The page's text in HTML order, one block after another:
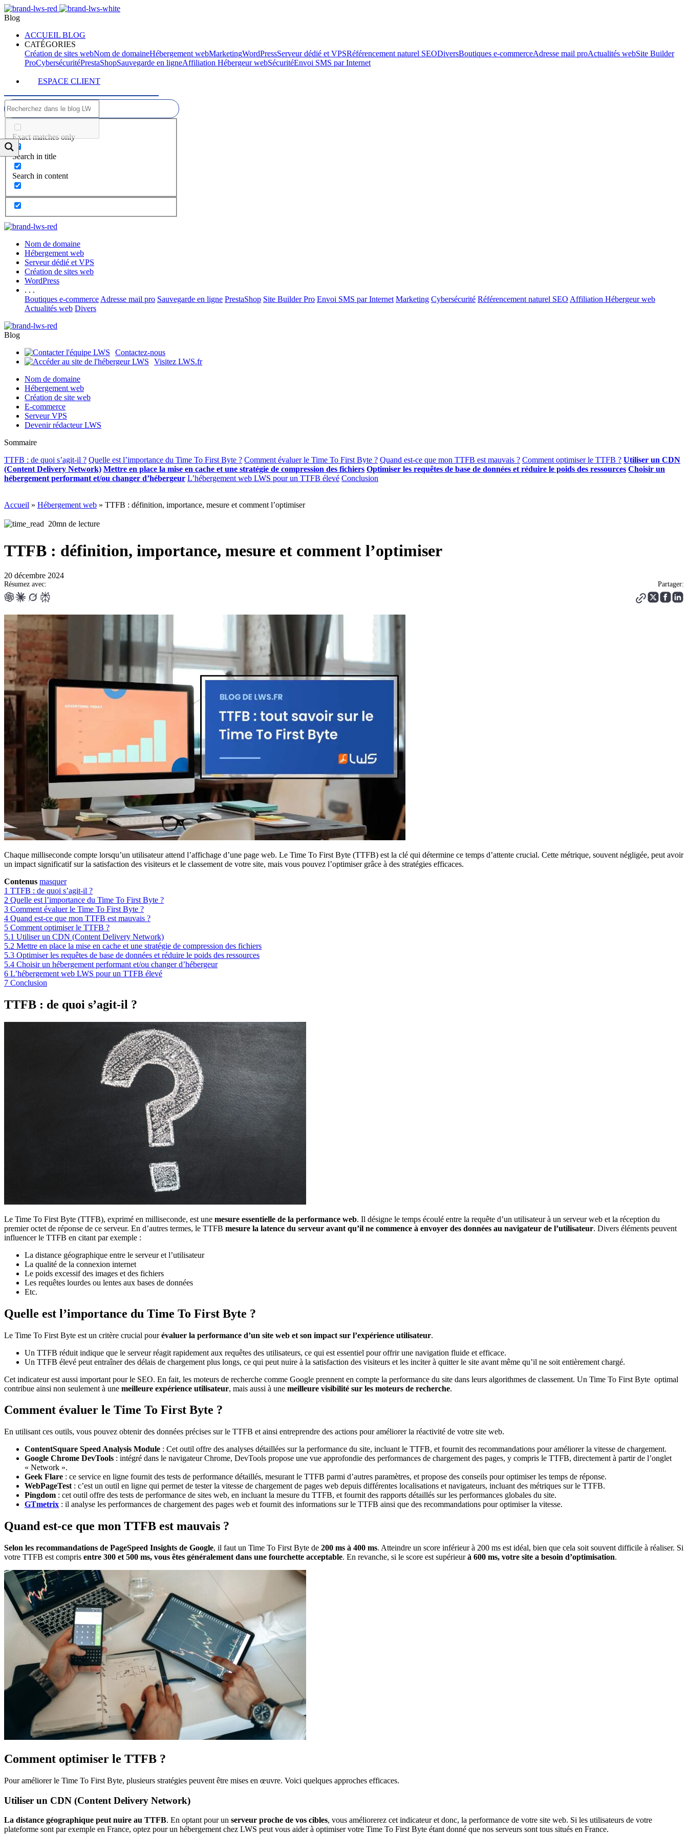
Blog
ACCUEIL BLOG
CATÉGORIES
Création de sites webNom de domaineHébergement webMarketingWordPressServeur dédié et VPSRéférencement naturel SEODiversBoutiques e-commerceAdresse mail proActualités webSite Builder
ProCybersécuritéPrestaShopSauvegarde en ligneAffiliation Hébergeur webSécuritéEnvoi SMS par Internet
ESPACE CLIENT
Exact matches only
Search in title
Search in content
Nom de domaine
Hébergement web
Serveur dédié et VPS
Création de sites web
WordPress
. . .
Boutiques e-commerce Adresse mail pro Sauvegarde en ligne PrestaShop Site Builder Pro Envoi SMS par Internet Marketing Cybersécurité Référencement naturel SEO Affiliation Hébergeur web
Actualités web Divers
Blog
Contactez-nous
Visitez LWS.fr
Nom de domaine
Hébergement web
Création de site web
E-commerce
Serveur VPS
Devenir rédacteur LWS
Sommaire
TTFB : de quoi s’agit-il ? Quelle est l’importance du Time To First Byte ? Comment évaluer le Time To First Byte ? Quand est-ce que mon TTFB est mauvais ? Comment optimiser le TTFB ? Utiliser un CDN
(Content Delivery Network) Mettre en place la mise en cache et une stratégie de compression des fichiers Optimiser les requêtes de base de données et réduire le poids des ressources Choisir un
hébergement performant et/ou changer d’hébergeur L’hébergement web LWS pour un TTFB élevé Conclusion
Accueil » Hébergement web » TTFB : définition, importance, mesure et comment l’optimiser
20mn de lecture
TTFB : définition, importance, mesure et comment l’optimiser
20 décembre 2024
Résumez avec: Partager:
Chaque milliseconde compte lorsqu’un utilisateur attend l’affichage d’une page web. Le Time To First Byte (TTFB) est la clé qui détermine ce temps d’attente crucial. Cette métrique, souvent négligée, peut avoir
un impact significatif sur la satisfaction des visiteurs et le classement de votre site, mais vous pouvez l’optimiser grâce à des stratégies efficaces.
Contenus masquer
1 TTFB : de quoi s’agit-il ?
2 Quelle est l’importance du Time To First Byte ?
3 Comment évaluer le Time To First Byte ?
4 Quand est-ce que mon TTFB est mauvais ?
5 Comment optimiser le TTFB ?
5.1 Utiliser un CDN (Content Delivery Network)
5.2 Mettre en place la mise en cache et une stratégie de compression des fichiers
5.3 Optimiser les requêtes de base de données et réduire le poids des ressources
5.4 Choisir un hébergement performant et/ou changer d’hébergeur
6 L’hébergement web LWS pour un TTFB élevé
7 Conclusion
TTFB : de quoi s’agit-il ?
Le Time To First Byte (TTFB), exprimé en milliseconde, est une mesure essentielle de la performance web. Il désigne le temps écoulé entre la requête d’un utilisateur à un serveur web et la réception du
premier octet de réponse de ce serveur. En d’autres termes, le TTFB mesure la latence du serveur avant qu’il ne commence à envoyer des données au navigateur de l’utilisateur. Divers éléments peuvent
influencer le TTFB en citant par exemple :
La distance géographique entre le serveur et l’utilisateur
La qualité de la connexion internet
Le poids excessif des images et des fichiers
Les requêtes lourdes ou lentes aux bases de données
Etc.
Quelle est l’importance du Time To First Byte ?
Le Time To First Byte est un critère crucial pourévaluer la performance d’un site web et son impact sur l’expérience utilisateur.
Un TTFB réduit indique que le serveur réagit rapidement aux requêtes des utilisateurs, ce qui est essentiel pour offrir une navigation fluide et efficace.
Un TTFB élevé peut entraîner des délais de chargement plus longs, ce qui peut nuire à la satisfaction des visiteurs et les inciter à quitter le site avant même qu’il ne soit entièrement chargé.
Cet indicateur est aussi important pour le SEO. En fait, les moteurs de recherche comme Google prennent en compte la performance du site dans leurs algorithmes de classement. Un Time To First Byte optimal
contribue ainsi non seulement à une meilleure expérience utilisateur, mais aussi à une meilleure visibilité sur les moteurs de recherche.
Comment évaluer le Time To First Byte ?
En utilisant ces outils, vous pouvez obtenir des données précises sur le TTFB et ainsi entreprendre des actions pour améliorer la réactivité de votre site web.
ContentSquare Speed Analysis Module : Cet outil offre des analyses détaillées sur la performance du site, incluant le TTFB, et fournit des recommandations pour améliorer la vitesse de chargement.
Google Chrome DevTools : intégré dans le navigateur Chrome, DevTools propose une vue approfondie des performances de chargement des pages, y compris le TTFB, directement à partir de l’onglet
« Network ».
Geek Flare : ce service en ligne fournit des tests de performance détaillés, mesurant le TTFB parmi d’autres paramètres, et propose des conseils pour optimiser les temps de réponse.
WebPageTest : c’est un outil en ligne qui permet de tester la vitesse de chargement de pages web depuis différentes localisations et navigateurs, incluant des métriques sur le TTFB.
Pingdom : cet outil offre des tests de performance de sites web, en incluant la mesure du TTFB, et fournit des rapports détaillés sur les performances globales du site.
GTmetrix : il analyse les performances de chargement des pages web et fournit des informations sur le TTFB ainsi que des recommandations pour optimiser la vitesse.
Quand est-ce que mon TTFB est mauvais ?
Selon les recommandations de PageSpeed Insights de Google, il faut un Time To First Byte de 200 ms à 400 ms. Atteindre un score inférieur à 200 ms est idéal, bien que cela soit souvent difficile à réaliser. Si
votre TTFB est compris entre 300 et 500 ms, vous êtes généralement dans une fourchette acceptable. En revanche, si le score est supérieurà 600 ms, votre site a besoin d’optimisation.
Comment optimiser le TTFB ?
Pour améliorer le Time To First Byte, plusieurs stratégies peuvent être mises en œuvre. Voici quelques approches efficaces.
Utiliser un CDN (Content Delivery Network)
La distance géographique peut nuire au TTFB. En optant pour un serveur proche de vos cibles, vous améliorerez cet indicateur et donc, la performance de votre site web. Si les utilisateurs de votre
plateforme sont par exemple en France, optez pour un hébergement chez LWS peut vous aider à optimiser votre Time To First Byte étant donné que nos serveurs sont tous situés en France.